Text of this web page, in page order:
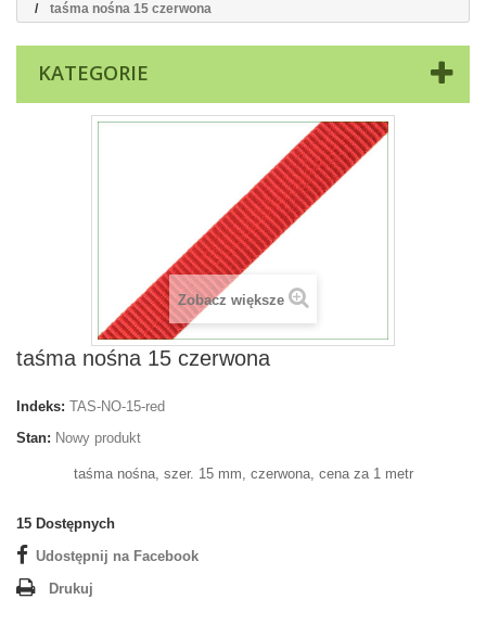
taśma nośna 15 czerwona
KATEGORIE
Zobacz większe
taśma nośna 15 czerwona
Indeks: TAS-NO-15-red
Stan: Nowy produkt
taśma nośna, szer. 15 mm, czerwona, cena za 1 metr
15 Dostępnych
Udostępnij na Facebook
Drukuj